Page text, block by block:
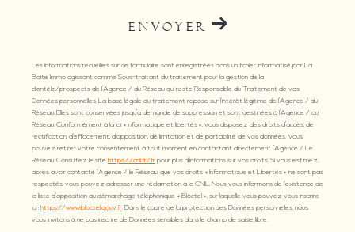
ENVOYER
Les informations recueillies sur ce formulaire sont enregistrées dans un fichier informatisé par La
Boite Immo agissant comme Sous-traitant du traitement pour la gestion de la
clientèle/prospects de l'Agence / du Réseau qui reste Responsable du Traitement de vos
Données personnelles. La base légale du traitement repose sur l'intérêt légitime de l'Agence / du
Réseau. Elles sont conservées jusqu'à demande de suppression et sont destinées à l'Agence / au
Réseau. Conformément à la loi « informatique et libertés », vous disposez des droits d’accès, de
rectification, d’effacement, d’opposition, de limitation et de portabilité de vos données. Vous
pouvez retirer votre consentement à tout moment en contactant directement l’Agence / Le
Réseau. Consultez le site https://cnil.fr/frpour plus d’informations sur vos droits. Si vous estimez,
après avoir contacté l'Agence / le Réseau, que vos droits « Informatique et Libertés » ne sont pas
respectés, vous pouvez adresser une réclamation à la CNIL. Nous vous informons de l’existence de
la liste d'opposition au démarchage téléphonique « Bloctel », sur laquelle vous pouvez vous inscrire
ici :https://www.bloctel.gouv.fr. Dans le cadre de la protection des Données personnelles, nous
vous invitons à ne pas inscrire de Données sensibles dans le champ de saisie libre.